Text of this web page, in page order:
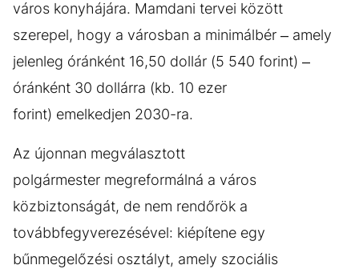
város konyhájára. Mamdani tervei között
szerepel, hogy a városban a minimálbér – amely
jelenleg óránként 16,50 dollár (5 540 forint) –
óránként 30 dollárra (kb. 10 ezer
forint) emelkedjen 2030-ra.
Az újonnan megválasztott
polgármester megreformálná a város
közbiztonságát, de nem rendőrök a
továbbfegyverezésével: kiépítene egy
bűnmegelőzési osztályt, amely szociális